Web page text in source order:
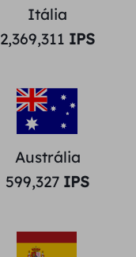
Itália
2,369,311 IPS
Austrália
599,327 IPS